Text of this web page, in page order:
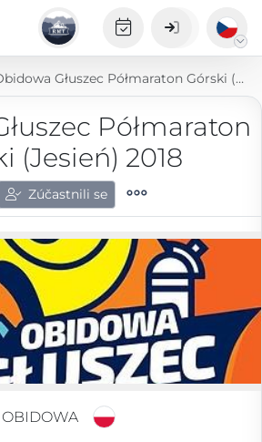
Głuszec Półmaraton Górski (Jesień) 2018
Półmaraton
(Jesień) 2018
Zúčastnili se
OBIDOWA